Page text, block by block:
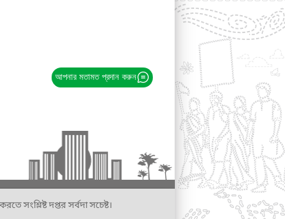
আপনার মতামত প্রদান করুন
সংশ্লিষ্ট দপ্তর সর্বদা সচেষ্ট।